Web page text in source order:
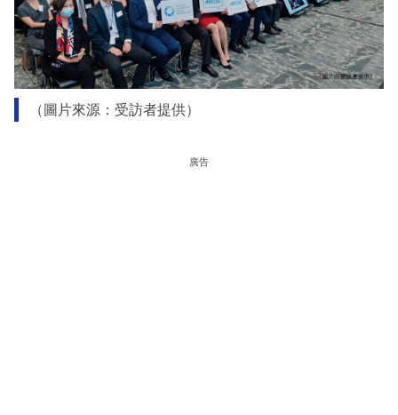
（圖片來源：受訪者提供）
廣告